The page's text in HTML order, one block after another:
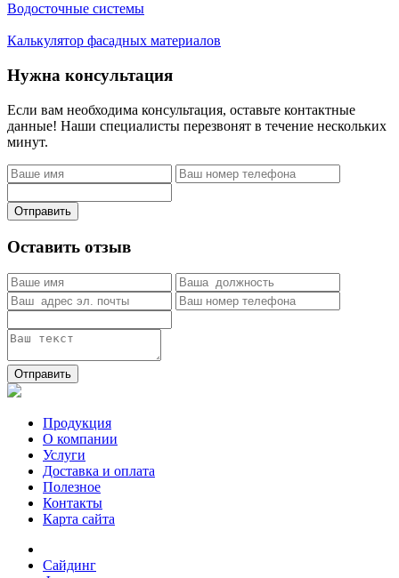
Водосточные системы
Калькулятор фасадных материалов
Нужна консультация
Если вам необходима консультация, оставьте контактные
данные! Наши специалисты перезвонят в течение нескольких
минут.
Отправить
Оставить отзыв
Отправить
Продукция
О компании
Услуги
Доставка и оплата
Полезное
Контакты
Карта сайта
Сайдинг